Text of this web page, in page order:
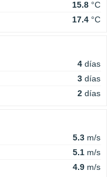
15.8 °C
17.4 °C
4 días
3 días
2 días
5.3 m/s
5.1 m/s
4.9 m/s